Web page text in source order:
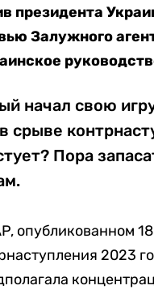
президента
Залужного
начал свою
срыве
Пора
опубликованном
2023